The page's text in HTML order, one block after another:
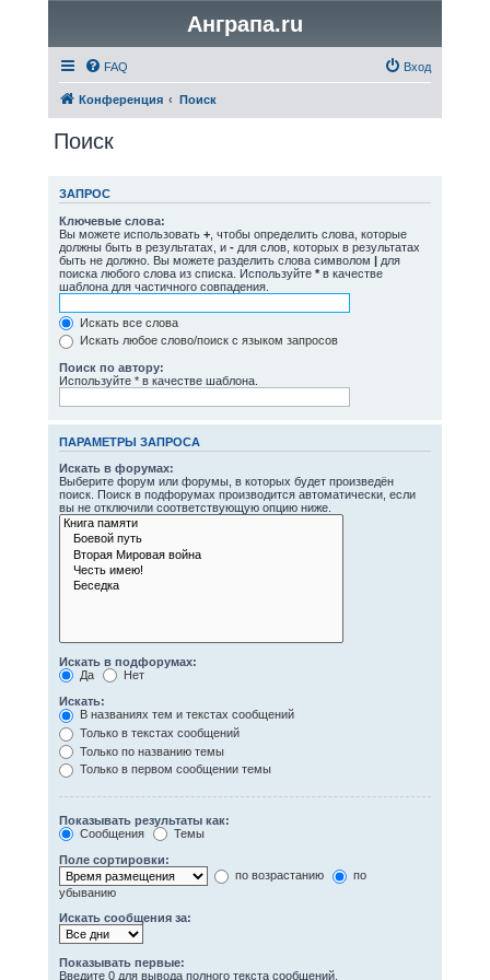
Анграпа.ru
FAQ Вход
Конференция Поиск
Поиск
ЗАПРОС
Ключевые слова:
Вы можете использовать +, чтобы определить слова, которые
должны быть в результатах, и -для слов, которых в результатах
быть не должно. Вы можете разделить слова символом |для
поиска любого слова из списка. Используйте *в качестве
шаблона для частичного совпадения.
Искать все слова
Искать любое слово/поиск с языком запросов
Поиск по автору:
Используйте * в качестве шаблона.
ПАРАМЕТРЫ ЗАПРОСА
Искать в форумах:
Выберите форум или форумы, в которых будет произведён
поиск. Поиск в подфорумах производится автоматически, если
вы не отключили соответствующую опцию ниже.
Искать в подфорумах:
Да
Нет
Искать:
В названиях тем и текстах сообщений
Только в текстах сообщений
Только по названию темы
Только в первом сообщении темы
Показывать результаты как:
Сообщения
Темы
Поле сортировки:
по возрастанию
по
убыванию
Искать сообщения за:
Показывать первые:
Введите 0 для вывода полного текста сообщений.